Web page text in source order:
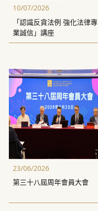
10/07/2026
「認識反貪法例 強化法律專
業誠信」講座
23/06/2026
第三十八屆周年會員大會